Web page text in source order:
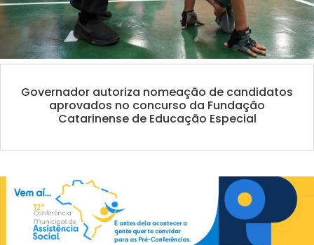
Governador autoriza nomeação de candidatos
aprovados no concurso da Fundação
Catarinense de Educação Especial